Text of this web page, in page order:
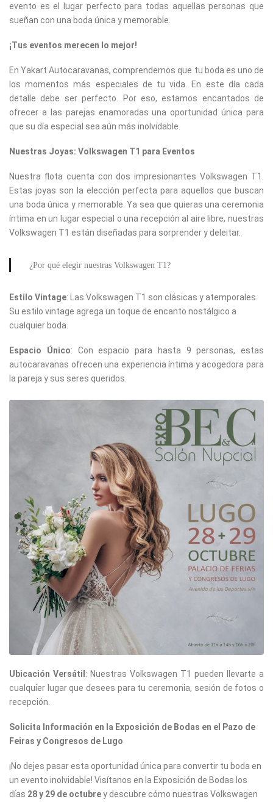
evento es el lugar perfecto para todas aquellas personas que
sueñan con una boda única y memorable.
¡Tus eventos merecen lo mejor!
En Yakart Autocaravanas, comprendemos que tu boda es uno de
los momentos más especiales de tu vida. En este día cada
detalle debe ser perfecto. Por eso, estamos encantados de
ofrecer a las parejas enamoradas una oportunidad única para
que su día especial sea aún más inolvidable.
Nuestras Joyas: Volkswagen T1 para Eventos
Nuestra flota cuenta con dos impresionantes Volkswagen T1.
Estas joyas son la elección perfecta para aquellos que buscan
una boda única y memorable. Ya sea que quieras una ceremonia
íntima en un lugar especial o una recepción al aire libre, nuestras
Volkswagen T1 están diseñadas para sorprender y deleitar.
¿Por qué elegir nuestras Volkswagen T1?
Estilo Vintage: Las Volkswagen T1 son clásicas y atemporales.
Su estilo vintage agrega un toque de encanto nostálgico a
cualquier boda.
Espacio Único: Con espacio para hasta 9 personas, estas
autocaravanas ofrecen una experiencia íntima y acogedora para
la pareja y sus seres queridos.
Ubicación Versátil: Nuestras Volkswagen T1 pueden llevarte a
cualquier lugar que desees para tu ceremonia, sesión de fotos o
recepción.
Solicita Información en la Exposición de Bodas en el Pazo de
Feiras y Congresos de Lugo
¡No dejes pasar esta oportunidad única para convertir tu boda en
un evento inolvidable! Visítanos en la Exposición de Bodas los
días 28 y 29 de octubrey descubre cómo nuestras Volkswagen